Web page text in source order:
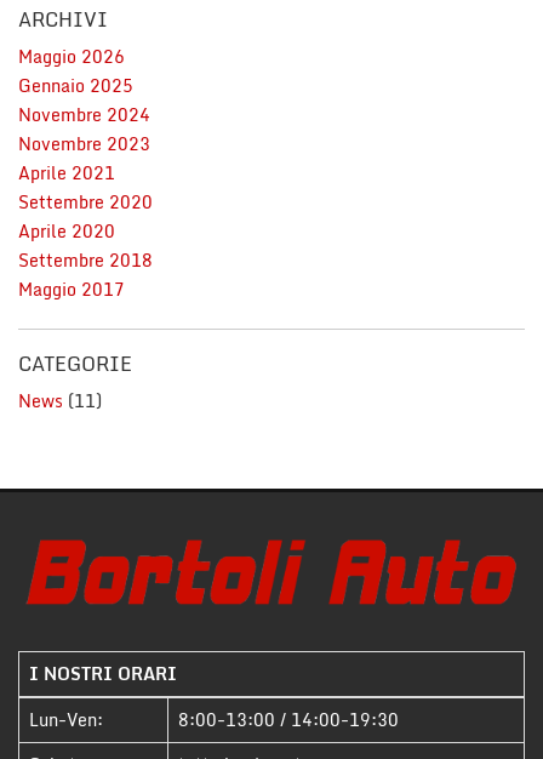
RICONOSCIMENTI
NEWS
AREA COMMERCIANTI
ARCHIVI
Maggio 2026
Gennaio 2025
Novembre 2024
Novembre 2023
Aprile 2021
Settembre 2020
Aprile 2020
Settembre 2018
Maggio 2017
CATEGORIE
News (11)
I NOSTRI ORARI
Lun-Ven:
8:00-13:00 / 14:00-19:30
offrire
funzionalità
e
svolgere
le
attività
di
seguito
descritte.
Per
ottenere
maggiori
informazioni
sull'utilità
e
sul
strumenti
tracciamento
si
rimanda
cookie
policy.
Puoi
rivedere
e